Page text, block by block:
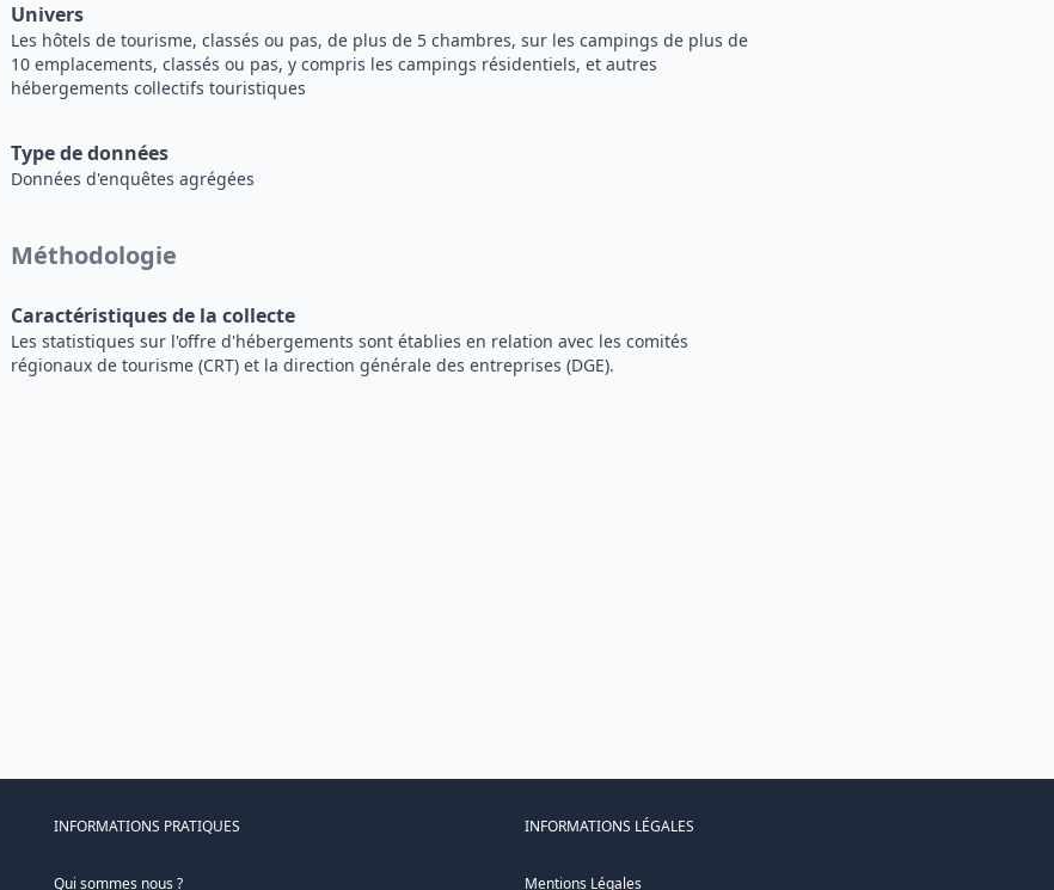
Univers
Les hôtels de tourisme, classés ou pas, de plus de 5 chambres, sur les campings de plus de
10 emplacements, classés ou pas, y compris les campings résidentiels, et autres
hébergements collectifs touristiques
Type de données
Données d'enquêtes agrégées
Méthodologie
Caractéristiques de la collecte
Les statistiques sur l'offre d'hébergements sont établies en relation avec les comités
régionaux de tourisme (CRT) et la direction générale des entreprises (DGE).
INFORMATIONS PRATIQUES
Qui sommes nous ?
INFORMATIONS LÉGALES
Mentions Légales